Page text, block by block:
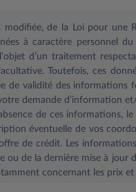
de la Loi pour une
à caractère personnel
d’un traitement
Toutefois, ces
de validité des informations
demande d’information
de ces informations,
éventuelle de vos
de crédit. Les
ou de la dernière mise à jour
concernant les prix